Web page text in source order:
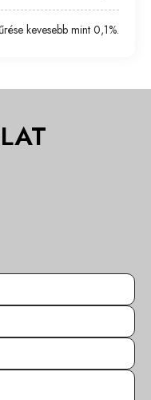
kevesebb mint 0,1%.